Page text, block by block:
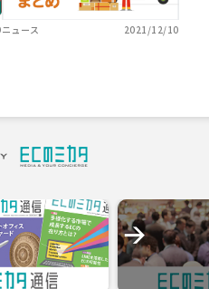
ニュース 2021/12/10